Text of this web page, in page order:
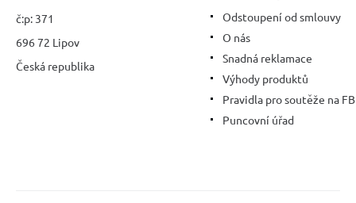
č:p: 371
696 72 Lipov
Česká republika
Odstoupení od smlouvy
O nás
Snadná reklamace
Výhody produktů
Pravidla pro soutěže na FB
Puncovní úřad